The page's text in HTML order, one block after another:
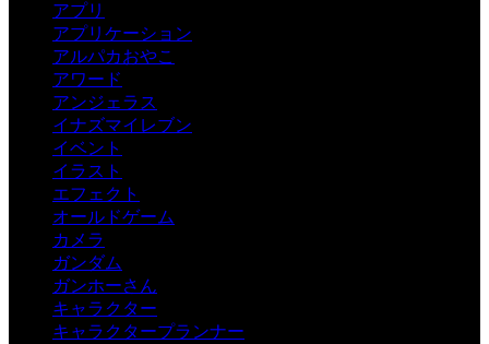
アプリ
アプリケーション
アルパカおやこ
アワード
アンジェラス
イナズマイレブン
イベント
イラスト
エフェクト
オールドゲーム
カメラ
ガンダム
ガンホーさん
キャラクター
キャラクタープランナー